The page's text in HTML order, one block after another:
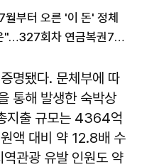
부터 오른 '이 돈' 정체
"서울 여행하는 꿈 뒤 찾아온 행운"…327회차 연금복권720+ 당첨번호조회 주목
명됐다. 문체부에 따
통해 발생한 숙박상
지출 규모는 4364억
액 대비 약 12.8배 수
관광 유발 인원도 약